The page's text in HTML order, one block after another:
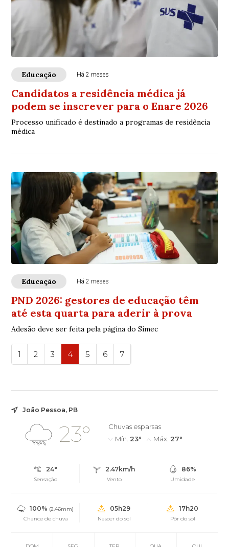
Educação Há 2 meses
Candidatos a residência médica já
podem se inscrever para o Enare 2026
Processo unificado é destinado a programas de residência
médica
Educação Há 2 meses
PND 2026: gestores de educação têm
até esta quarta para aderir à prova
Adesão deve ser feita pela página do Simec
1 2 3 4 5 6 7
João Pessoa, PB
23°
Chuvas esparsas
Mín. 23° Máx. 27°
24°
Sensação
2.47km/h
Vento
86%
Umidade
100% (2.46mm)
Chance de chuva
05h29
Nascer do sol
17h20
Pôr do sol